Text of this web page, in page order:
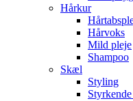
Hårkur
Hårvoks
Mild pleje
Shampoo
Skæl
Styling